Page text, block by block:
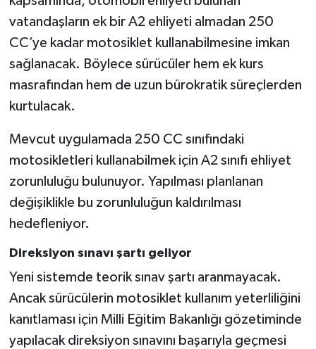
vatandaşların ek bir A2 ehliyeti almadan 250
CC’ye kadar motosiklet kullanabilmesine imkan
sağlanacak. Böylece sürücüler hem ek kurs
masrafından hem de uzun bürokratik süreçlerden
kurtulacak.
Mevcut uygulamada 250 CC sınıfındaki
motosikletleri kullanabilmek için A2 sınıfı ehliyet
zorunluluğu bulunuyor. Yapılması planlanan
değişiklikle bu zorunluluğun kaldırılması
hedefleniyor.
Direksiyon sınavı şartı geliyor
Yeni sistemde teorik sınav şartı aranmayacak.
Ancak sürücülerin motosiklet kullanım yeterliliğini
kanıtlaması için Milli Eğitim Bakanlığı gözetiminde
yapılacak direksiyon sınavını başarıyla geçmesi